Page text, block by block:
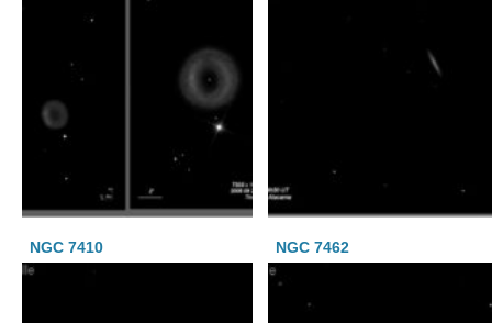
NGC 7410 NGC 7462